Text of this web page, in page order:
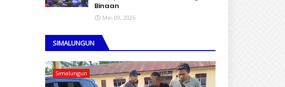
Binaan
Mei 09, 2026
SIMALUNGUN
Simalungun